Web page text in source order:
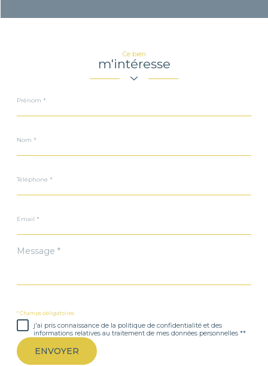
Ce bien
m'intéresse
*
*
*
*
Message
* Champs obligatoires
j'ai pris connaissance de la politique de confidentialité et des
informations relatives au traitement de mes données personnelles **
ENVOYER